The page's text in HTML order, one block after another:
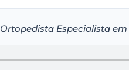
Ortopedista Especialista em